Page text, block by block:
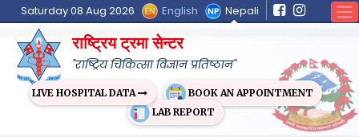
Saturday 08 Aug 2026 English Nepali
राष्ट्रिय ट्रमा सेन्टर
"राष्ट्रिय चिकित्सा विज्ञान प्रतिष्ठान"
LIVE HOSPITAL DATA
BOOK AN APPOINTMENT
LAB REPORT